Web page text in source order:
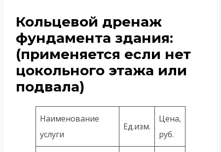
Кольцевой дренаж
фундамента здания:
(применяется если нет
цокольного этажа или
подвала)
Наименование
услуги
Ед.изм.
Цена,
руб.